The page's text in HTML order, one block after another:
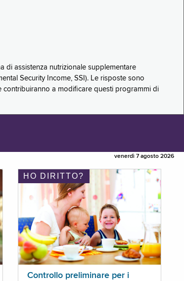
di assistenza nutrizionale supplementare
Security Income, SSI). Le risposte sono
contribuiranno a modificare questi programmi di
venerdì 7 agosto 2026
HO DIRITTO?
Controllo preliminare per i